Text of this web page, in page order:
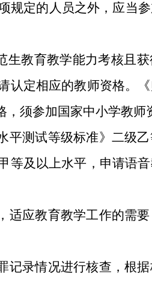
规定的人员之外，应当
教育教学能力考核且
认定相应的教师资格。
须参加国家中小学教师
平测试等级标准》二级
等及以上水平，申请语
适应教育教学工作的需
记录情况进行核查，根